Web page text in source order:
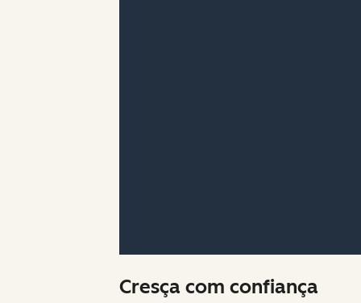
Cresça com confiança